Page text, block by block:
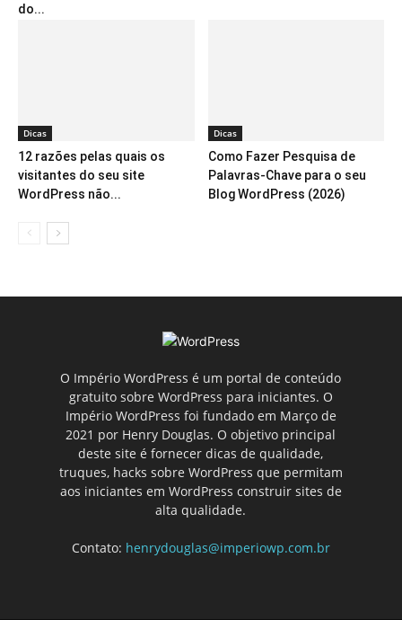
do...
Dicas
12 razões pelas quais os
visitantes do seu site
WordPress não...
Dicas
Como Fazer Pesquisa de
Palavras-Chave para o seu
Blog WordPress (2026)
O Império WordPress é um portal de conteúdo
gratuito sobre WordPress para iniciantes. O
Império WordPress foi fundado em Março de
2021 por Henry Douglas. O objetivo principal
deste site é fornecer dicas de qualidade,
truques, hacks sobre WordPress que permitam
aos iniciantes em WordPress construir sites de
alta qualidade.
Contato: henrydouglas@imperiowp.com.br